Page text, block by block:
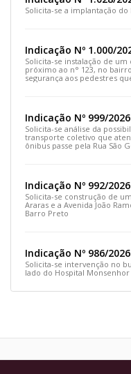
Solicita-se a implantação do
Indicação Nº 1.000/
Solicita-se instalação de
próximo ao n° 123, no
segurança aos pedestres
Indicação Nº 999/2026
Solicita-se análise da
transporte coletivo que
ônibus passe pela Rua São
Indicação Nº 992/2026
Solicita-se construção de
Araras e a Avenida João
Barro Preto
Indicação Nº 986/2026
Solicita-se intervenção no
lado do Hospital